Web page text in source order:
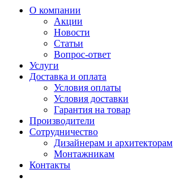
О компании
Акции
Новости
Статьи
Вопрос-ответ
Услуги
Доставка и оплата
Условия оплаты
Условия доставки
Гарантия на товар
Производители
Сотрудничество
Дизайнерам и архитекторам
Монтажникам
Контакты